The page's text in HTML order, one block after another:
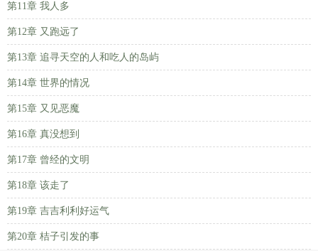
第11章 我人多
第12章 又跑远了
第13章 追寻天空的人和吃人的岛屿
第14章 世界的情况
第15章 又见恶魔
第16章 真没想到
第17章 曾经的文明
第18章 该走了
第19章 吉吉利利好运气
第20章 桔子引发的事